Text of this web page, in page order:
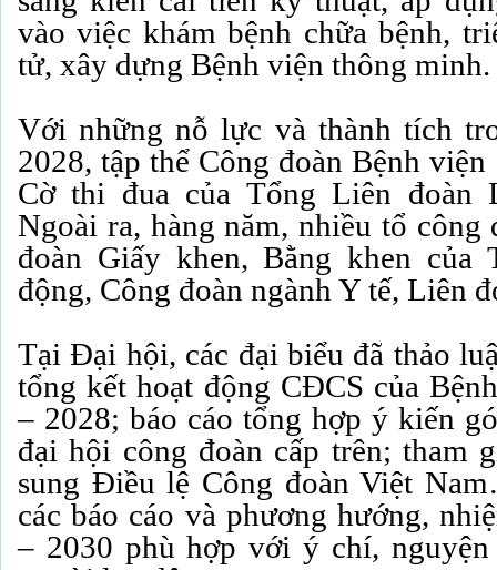
vào việc khám bệnh chữa bệnh,
tử, xây dựng Bệnh viện thông minh.
Với những nỗ lực và thành tích
2028, tập thể Công đoàn Bệnh
Cờ thi đua của Tổng Liên đoàn
Ngoài ra, hàng năm, nhiều tổ công
đoàn Giấy khen, Bằng khen của
động, Công đoàn ngành Y tế, Liên
Tại Đại hội, các đại biểu đã thảo
tổng kết hoạt động CĐCS của
– 2028; báo cáo tổng hợp ý kiến
đại hội công đoàn cấp trên; tham
sung Điều lệ Công đoàn Việt
các báo cáo và phương hướng,
– 2030 phù hợp với ý chí,